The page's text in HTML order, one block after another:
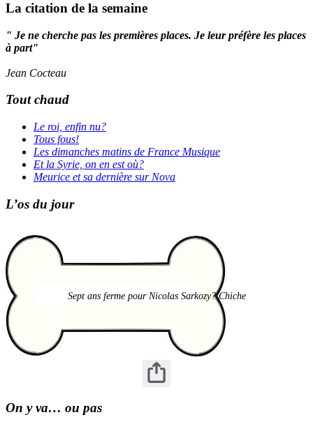
La citation de la semaine
" Je ne cherche pas les premières places. Je leur préfère les places
à part"
Jean Cocteau
Tout chaud
Le roi, enfin nu?
Tous fous!
Les dimanches matins de France Musique
Et la Syrie, on en est où?
Meurice et sa dernière sur Nova
L’os du jour
Sept ans ferme pour Nicolas Sarkozy? Chiche
On y va… ou pas